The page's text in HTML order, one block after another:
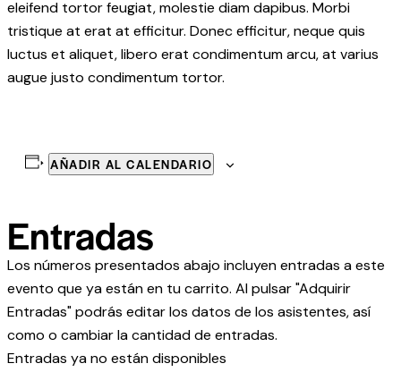
eleifend tortor feugiat, molestie diam dapibus. Morbi
tristique at erat at efficitur. Donec efficitur, neque quis
luctus et aliquet, libero erat condimentum arcu, at varius
augue justo condimentum tortor.
AÑADIR AL CALENDARIO
Entradas
Los números presentados abajo incluyen entradas a este
evento que ya están en tu carrito. Al pulsar "Adquirir
Entradas" podrás editar los datos de los asistentes, así
como o cambiar la cantidad de entradas.
Entradas ya no están disponibles